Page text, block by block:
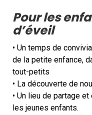
Pour les
d’éveil
• Un temps de
de la petite enfance,
tout-petits
• La découverte de
• Un lieu de partage
les jeunes enfants.